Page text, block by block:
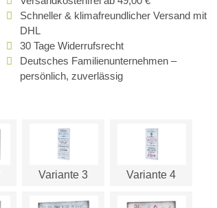
Schneller & klimafreundlicher Versand mit
DHL
30 Tage Widerrufsrecht
Deutsches Familienunternehmen –
persönlich, zuverlässig
Variante 3 Variante 4